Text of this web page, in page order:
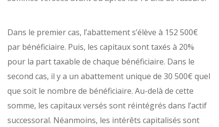
Dans le premier cas, l’abattement s’élève à 152 500€
par bénéficiaire. Puis, les capitaux sont taxés à 20%
pour la part taxable de chaque bénéficiaire. Dans le
second cas, il y a un abattement unique de 30 500€ quel
que soit le nombre de bénéficiaire. Au-delà de cette
somme, les capitaux versés sont réintégrés dans l’actif
successoral. Néanmoins, les intérêts capitalisés sont